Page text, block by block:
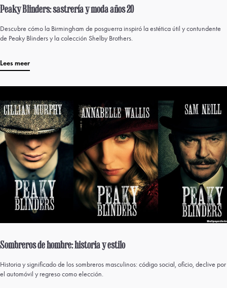
Peaky Blinders: sastrería y moda años 20
Descubre cómo la Birmingham de posguerra inspiró la estética útil y contundente
de Peaky Blinders y la colección Shelby Brothers.
Lees meer
Sombreros de hombre: historia y estilo
Historia y significado de los sombreros masculinos: código social, oficio, declive por
el automóvil y regreso como elección.